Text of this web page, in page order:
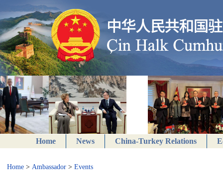
Home News China-Turkey Relations
Home> Ambassador> Events